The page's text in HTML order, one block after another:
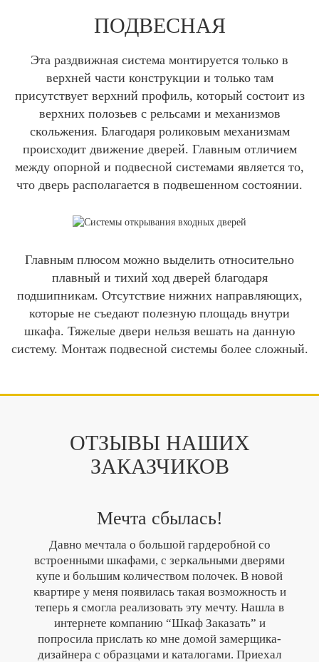
ПОДВЕСНАЯ
Эта раздвижная система монтируется только в
верхней части конструкции и только там
присутствует верхний профиль, который состоит из
верхних полозьев с рельсами и механизмов
скольжения. Благодаря роликовым механизмам
происходит движение дверей. Главным отличием
между опорной и подвесной системами является то,
что дверь располагается в подвешенном состоянии.
Главным плюсом можно выделить относительно
плавный и тихий ход дверей благодаря
подшипникам. Отсутствие нижних направляющих,
которые не съедают полезную площадь внутри
шкафа. Тяжелые двери нельзя вешать на данную
систему. Монтаж подвесной системы более сложный.
ОТЗЫВЫ НАШИХ
ЗАКАЗЧИКОВ
Мечта сбылась!
Давно мечтала о большой гардеробной со
встроенными шкафами, с зеркальными дверями
купе и большим количеством полочек. В новой
квартире у меня появилась такая возможность и
теперь я смогла реализовать эту мечту. Нашла в
интернете компанию “Шкаф Заказать” и
попросила прислать ко мне домой замерщика-
дизайнера с образцами и каталогами. Приехал